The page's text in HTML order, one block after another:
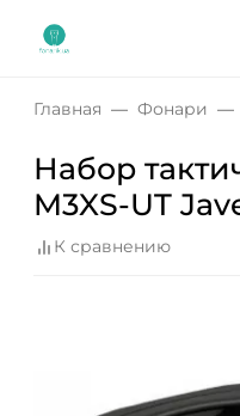
Главная Фонари
Набор
M3XS-UT
К сравнению